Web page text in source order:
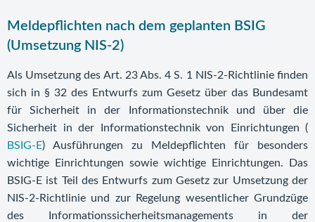
Meldepflichten nach dem geplanten BSIG
(Umsetzung NIS-2)
Als Umsetzung des Art. 23 Abs. 4 S. 1 NIS-2-Richtlinie finden
sich in § 32 des Entwurfs zum Gesetz über das Bundesamt
für Sicherheit in der Informationstechnik und über die
Sicherheit in der Informationstechnik von Einrichtungen (
BSIG-E) Ausführungen zu Meldepflichten für besonders
wichtige Einrichtungen sowie wichtige Einrichtungen. Das
BSIG-E ist Teil des Entwurfs zum Gesetz zur Umsetzung der
NIS-2-Richtlinie und zur Regelung wesentlicher Grundzüge
des Informationssicherheitsmanagements in der